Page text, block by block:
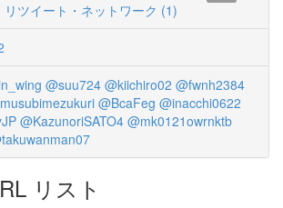
リツイート・ネットワーク (1)
@suu724 @kiichiro02 @fwnh2384
@BcaFeg @inacchi0622
@KazunoriSATO4 @mk0121owrnktb
リスト